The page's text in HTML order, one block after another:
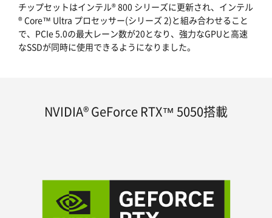
チップセットはインテル® 800 シリーズに更新され、インテル
® Core™ Ultra プロセッサー(シリーズ 2)と組み合わせること
で、PCIe 5.0の最大レーン数が20となり、強力なGPUと高速
なSSDが同時に使用できるようになりました。
NVIDIA® GeForce RTX™ 5050搭載